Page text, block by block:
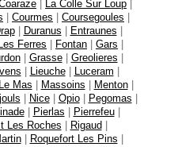
| La Colle Sur Loup |
| Courmes | Coursegoules |
| Duranus | Entraunes |
Ferres | Fontan | Gars |
| Grasse| Greolieres |
| Lieuche| Luceram |
Le Mas | Massoins | Menton|
| Nice| Opio| Pegomas |
| Pierlas | Pierrefeu|
Les Roches | Rigaud|
| Roquefort Les Pins |